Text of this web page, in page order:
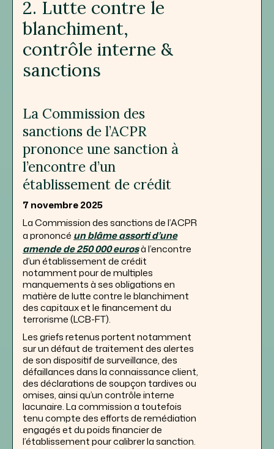
2. Lutte contre le
blanchiment,
contrôle interne &
sanctions
La Commission des
sanctions de l’ACPR
prononce une sanction à
l’encontre d’un
établissement de crédit
7 novembre 2025
La Commission des sanctions de l’ACPR
a prononcé un blâme assorti d’une
amende de 250 000 eurosà l’encontre
d’un établissement de crédit
notamment pour de multiples
manquements à ses obligations en
matière de lutte contre le blanchiment
des capitaux et le financement du
terrorisme (LCB-FT).
Les griefs retenus portent notamment
sur un défaut de traitement des alertes
de son dispositif de surveillance, des
défaillances dans la connaissance client,
des déclarations de soupçon tardives ou
omises, ainsi qu’un contrôle interne
lacunaire. La commission a toutefois
tenu compte des efforts de remédiation
engagés et du poids financier de
l’établissement pour calibrer la sanction.